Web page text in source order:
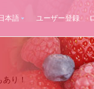
本語 ユーザー登録
り！